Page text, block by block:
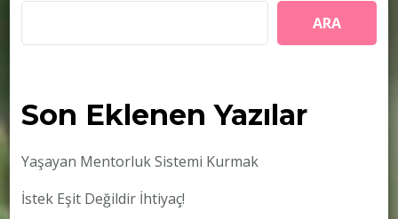
ARA
Son Eklenen Yazılar
Yaşayan Mentorluk Sistemi Kurmak
İstek Eşit Değildir İhtiyaç!